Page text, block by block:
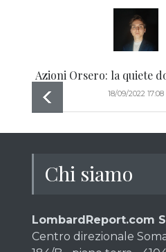
Azioni Orsero: la quiete
18/09/2022 17:08
Chi siamo
LombardReport.com
Centro direzionale